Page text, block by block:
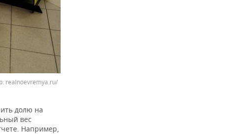
realnoevremya.ru/
долю на
вес
Например,